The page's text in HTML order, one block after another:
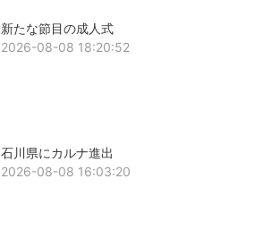
新たな節目の成人式
2026-08-08 18:20:52
石川県にカルナ進出
2026-08-08 16:03:20